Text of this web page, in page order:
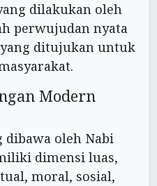
dilakukan oleh
perwujudan nyata
ditujukan untuk
Modern
dibawa oleh Nabi
dimensi luas,
moral, sosial,